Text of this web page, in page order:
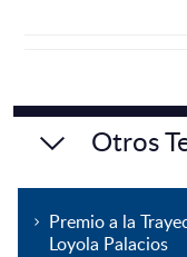
Otros
Premio a la
Loyola Palacios